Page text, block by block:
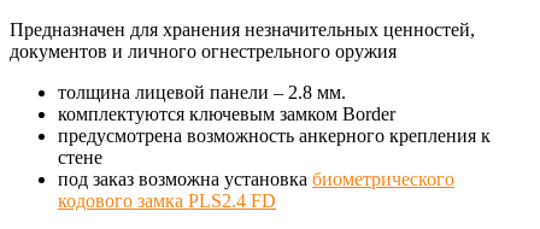
Предназначен для хранения незначительных ценностей,
документов и личного огнестрельного оружия
толщина лицевой панели – 2.8 мм.
комплектуются ключевым замком Border
предусмотрена возможность анкерного крепления к
стене
под заказ возможна установка биометрического
кодового замка PLS2.4 FD